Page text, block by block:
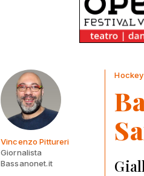
Vincenzo Pittureri
Giornalista
Bassanonet.it
Hockey